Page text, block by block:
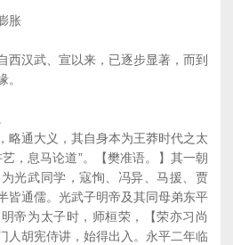
胀
西汉武、宣以来，已逐步显著，而到
。
略通大义，其自身本为王莽时代之太
，息马论道”。【樊准语。】其一朝
光武同学，寇恂、冯异、马援、贾
皆通儒。光武子明帝及其同母弟东平
帝为太子时，师桓荣，【荣亦习尚
人胡宪侍讲，始得出入。永平二年临